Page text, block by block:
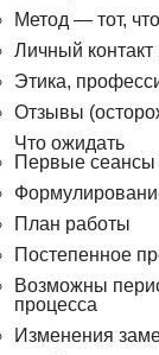
Метод — тот,
Личный
Этика,
Отзывы
Что ожидать
Первые сеансы
План работы
Постепенное
Возможны
процесса
Изменения